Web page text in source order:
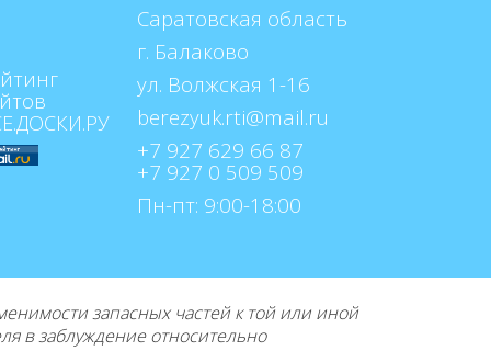
Саратовская область
г. Балаково
ул. Волжская 1-16
berezyuk.rti@mail.ru
+7 927 629 66 87
+7 927 0 509 509
Пн-пт: 9:00-18:00
запасных частей к той или иной
в заблуждение относительно